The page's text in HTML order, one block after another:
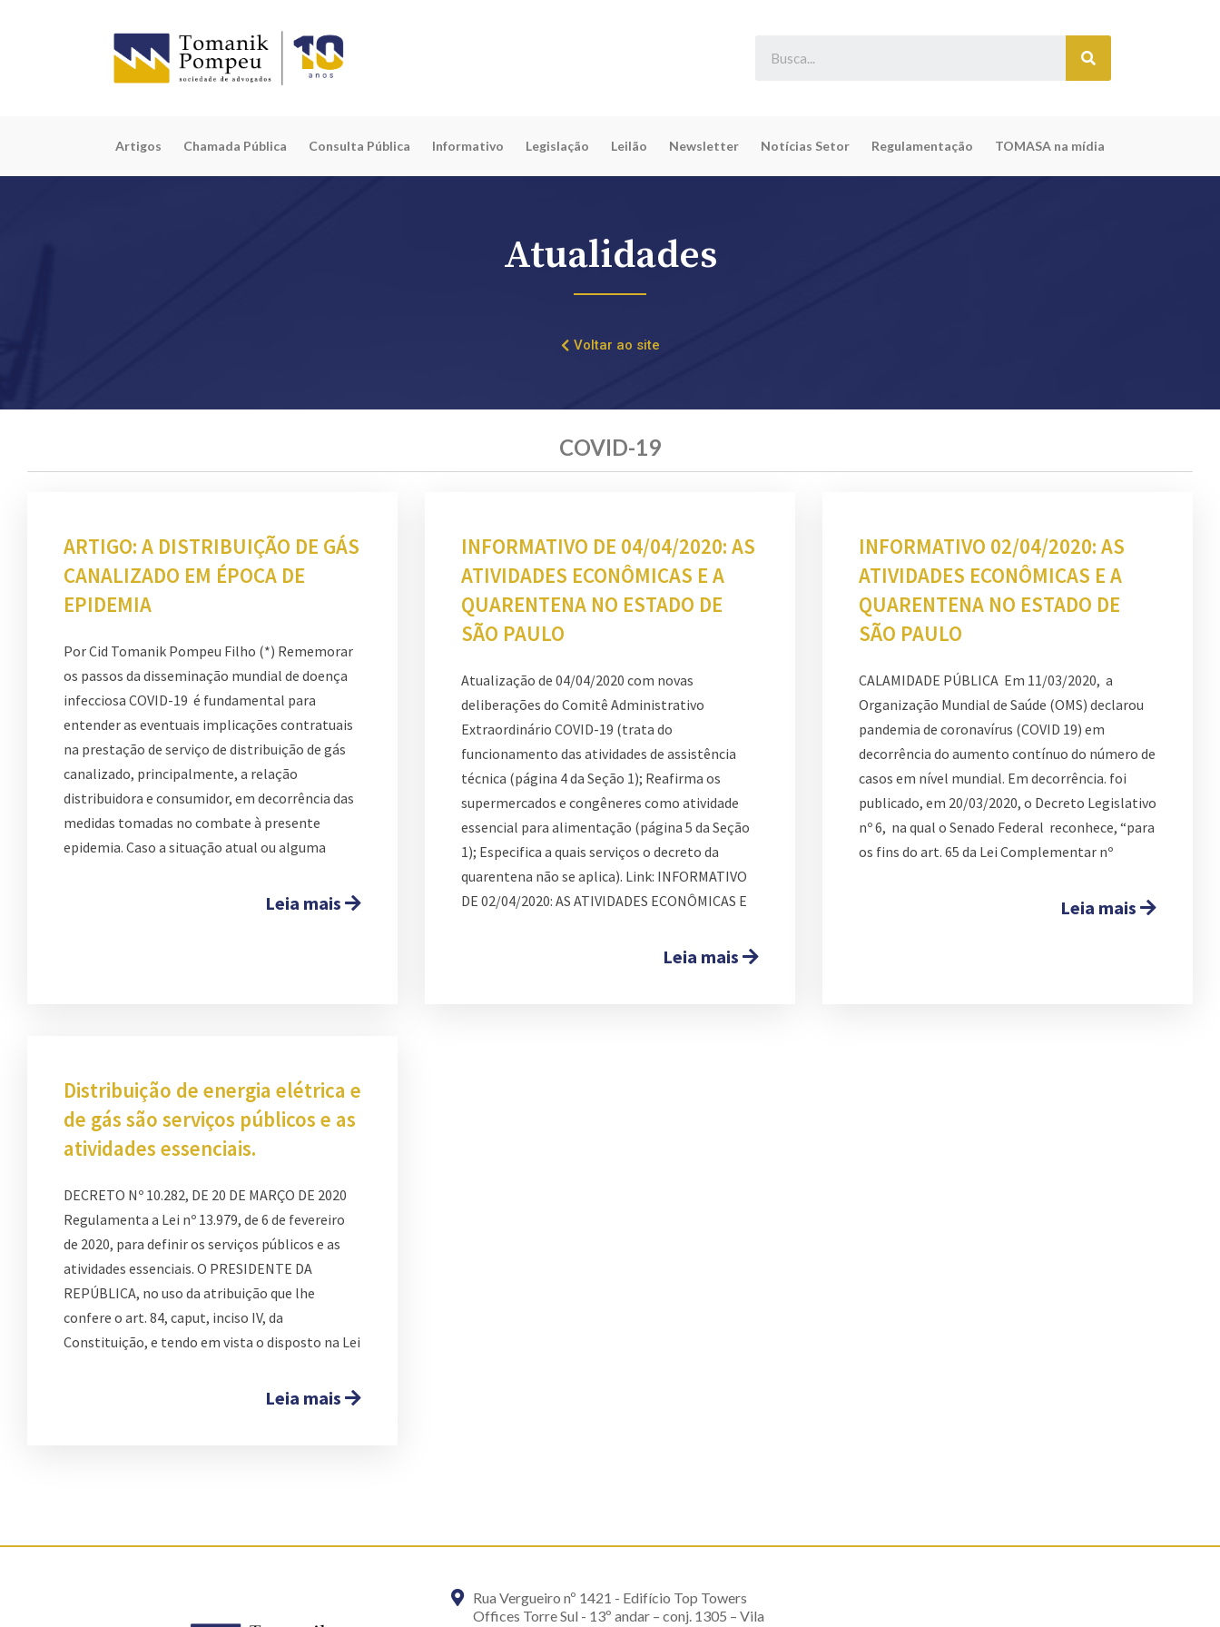
Artigos Chamada Pública Consulta Pública Informativo Legislação Leilão Newsletter Notícias Setor Regulamentação TOMASA na mídia
Atualidades
Voltar ao site
COVID-19
ARTIGO: A DISTRIBUIÇÃO DE GÁS
CANALIZADO EM ÉPOCA DE
EPIDEMIA
Por Cid Tomanik Pompeu Filho (*) Rememorar
os passos da disseminação mundial de doença
infecciosa COVID-19 é fundamental para
entender as eventuais implicações contratuais
na prestação de serviço de distribuição de gás
canalizado, principalmente, a relação
distribuidora e consumidor, em decorrência das
medidas tomadas no combate à presente
epidemia. Caso a situação atual ou alguma
Leia mais
INFORMATIVO DE 04/04/2020: AS
ATIVIDADES ECONÔMICAS E A
QUARENTENA NO ESTADO DE
SÃO PAULO
Atualização de 04/04/2020 com novas
deliberações do Comitê Administrativo
Extraordinário COVID-19 (trata do
funcionamento das atividades de assistência
técnica (página 4 da Seção 1); Reafirma os
supermercados e congêneres como atividade
essencial para alimentação (página 5 da Seção
1); Especifica a quais serviços o decreto da
quarentena não se aplica). Link: INFORMATIVO
DE 02/04/2020: AS ATIVIDADES ECONÔMICAS E
Leia mais
INFORMATIVO 02/04/2020: AS
ATIVIDADES ECONÔMICAS E A
QUARENTENA NO ESTADO DE
SÃO PAULO
CALAMIDADE PÚBLICA Em 11/03/2020, a
Organização Mundial de Saúde (OMS) declarou
pandemia de coronavírus (COVID 19) em
decorrência do aumento contínuo do número de
casos em nível mundial. Em decorrência. foi
publicado, em 20/03/2020, o Decreto Legislativo
nº 6, na qual o Senado Federal reconhece, “para
os fins do art. 65 da Lei Complementar nº
Leia mais
Distribuição de energia elétrica e
de gás são serviços públicos e as
atividades essenciais.
DECRETO Nº 10.282, DE 20 DE MARÇO DE 2020
Regulamenta a Lei nº 13.979, de 6 de fevereiro
de 2020, para definir os serviços públicos e as
atividades essenciais. O PRESIDENTE DA
REPÚBLICA, no uso da atribuição que lhe
confere o art. 84, caput, inciso IV, da
Constituição, e tendo em vista o disposto na Lei
Leia mais
Rua Vergueiro nº 1421 - Edifício Top Towers
Offices Torre Sul - 13º andar – conj. 1305 – Vila